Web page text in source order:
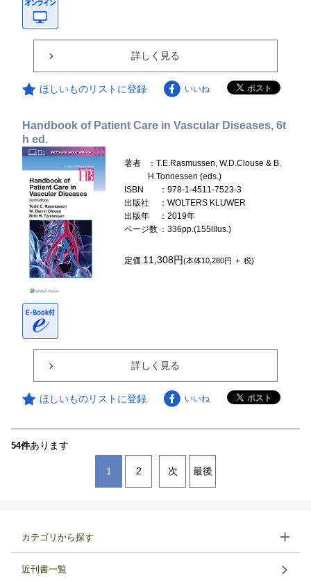
詳しく見る
ほしいものリストに登録 いいね
Handbook of Patient Care in Vascular Diseases, 6t
h ed.
著者
：T.E.Rasmussen, W.D.Clouse & B.
H.Tonnessen (eds.)
ISBN
：978-1-4511-7523-3
出版社
：WOLTERS KLUWER
出版年
：2019年
ページ数 ：336pp.(155illus.)
定価 11,308円(本体10,280円 ＋ 税)
詳しく見る
ほしいものリストに登録 いいね
54件あります
1 2 次 最後
カテゴリから探す
近刊書一覧